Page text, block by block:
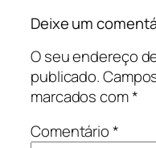
Deixe um
O seu endereço
publicado.
marcados com*
Comentário*